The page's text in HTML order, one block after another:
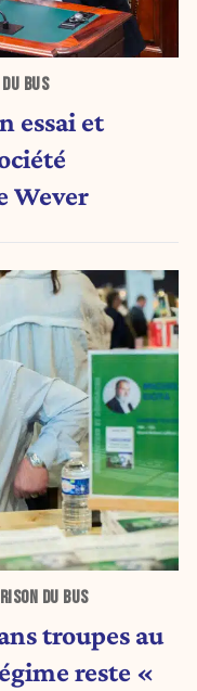
BUS
essai et
Wever
DU BUS
troupes au
reste «